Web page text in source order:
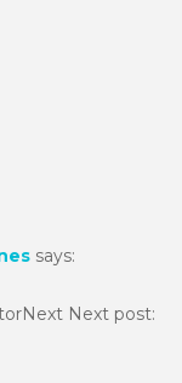
says:
Next post: